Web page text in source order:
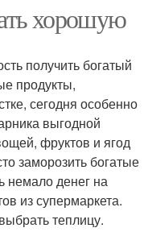
хорошую
получить богатый
продукты,
сегодня особенно
выгодной
фруктов и ягод
заморозить богатые
немало денег на
из супермаркета.
теплицу.